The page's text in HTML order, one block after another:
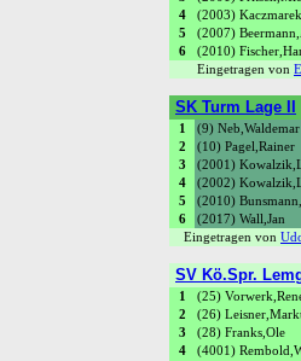
4
(2003)
5
(2007)
6
(2010)
Eingetragen von
SK Turm Lage II
1 (9) Neb,Waldemar
2
(10) Pagel,Rainer
3
(2001)
4
(2002)
5
(2010)
6
(2017) Wall,Jan
Eingetragen von
SV Kö.Spr.
1 (25)
2
(26)
3
(28) Franks,Ole
4
(4001)